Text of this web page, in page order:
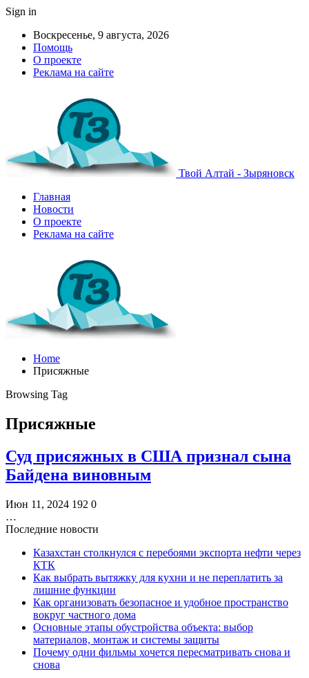
Sign in
Воскресенье, 9 августа, 2026
Помощь
О проекте
Реклама на сайте
Твой Алтай - Зыряновск
Главная
Новости
О проекте
Реклама на сайте
Home
Присяжные
Browsing Tag
Присяжные
Суд присяжных в США признал сына
Байдена виновным
Июн 11, 2024 192 0
…
Последние новости
Казахстан столкнулся с перебоями экспорта нефти через
КТК
Как выбрать вытяжку для кухни и не переплатить за
лишние функции
Как организовать безопасное и удобное пространство
вокруг частного дома
Основные этапы обустройства объекта: выбор
материалов, монтаж и системы защиты
Почему одни фильмы хочется пересматривать снова и
снова